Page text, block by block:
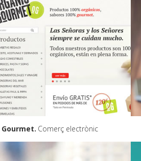
Comerç electrònic